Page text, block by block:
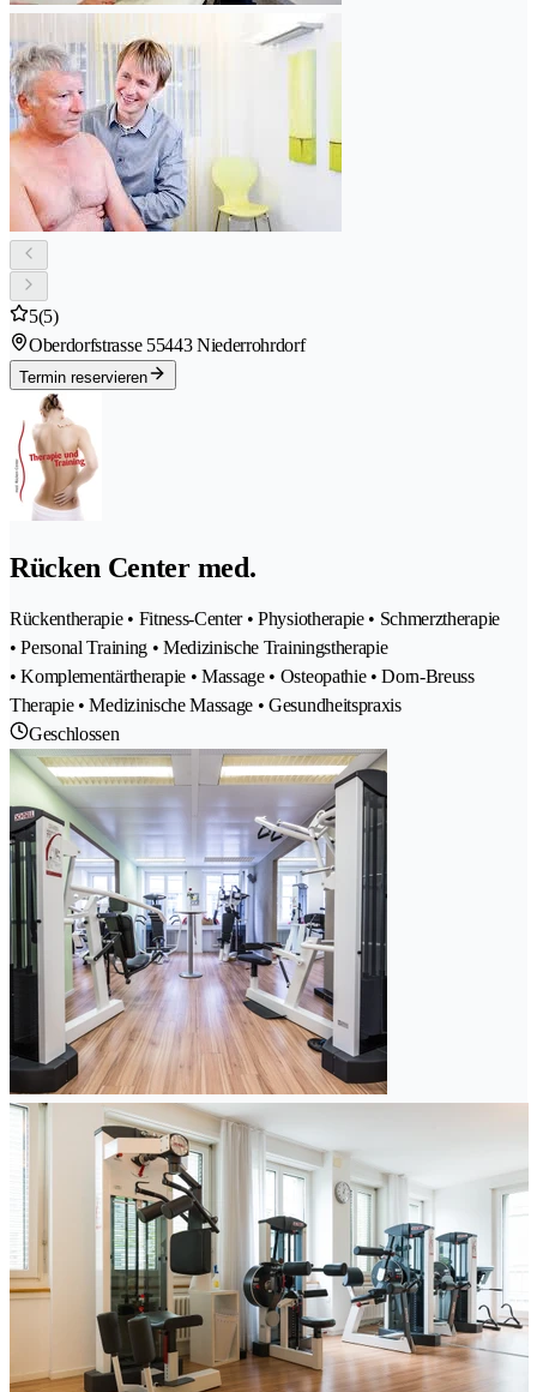
5(5)
Oberdorfstrasse 55443 Niederrohrdorf
Termin reservieren
Rücken Center med.
Rückentherapie • Fitness-Center • Physiotherapie • Schmerztherapie
• Personal Training • Medizinische Trainingstherapie
• Komplementärtherapie • Massage • Osteopathie • Dorn-Breuss
Therapie • Medizinische Massage • Gesundheitspraxis
Geschlossen